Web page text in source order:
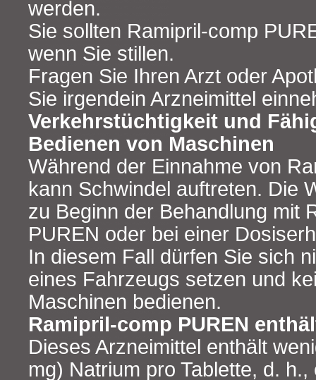
werden.
Sie sollten Ramipril-comp
wenn Sie stillen.
Fragen Sie Ihren Arzt oder
Sie irgendein Arzneimittel
Verkehrstüchtigkeit und
Bedienen von Maschinen
Während der Einnahme von
kann Schwindel auftreten. Die
zu Beginn der Behandlung mit
PUREN oder bei einer
In diesem Fall dürfen Sie sich
eines Fahrzeugs setzen und
Maschinen bedienen.
Ramipril-comp PUREN
Dieses Arzneimittel enthält
mg) Natrium pro Tablette, d.